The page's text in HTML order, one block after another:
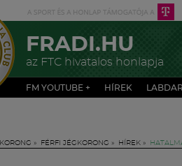
FRADI.HU
az FTC hivatalos honlapja
FM YOUTUBE + HÍREK
» FÉRFI JÉGKORONG » HÍREK »